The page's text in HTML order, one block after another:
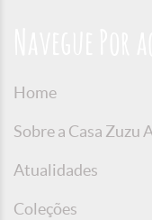
Home
Sobre a Casa Zuzu
Atualidades
Coleções